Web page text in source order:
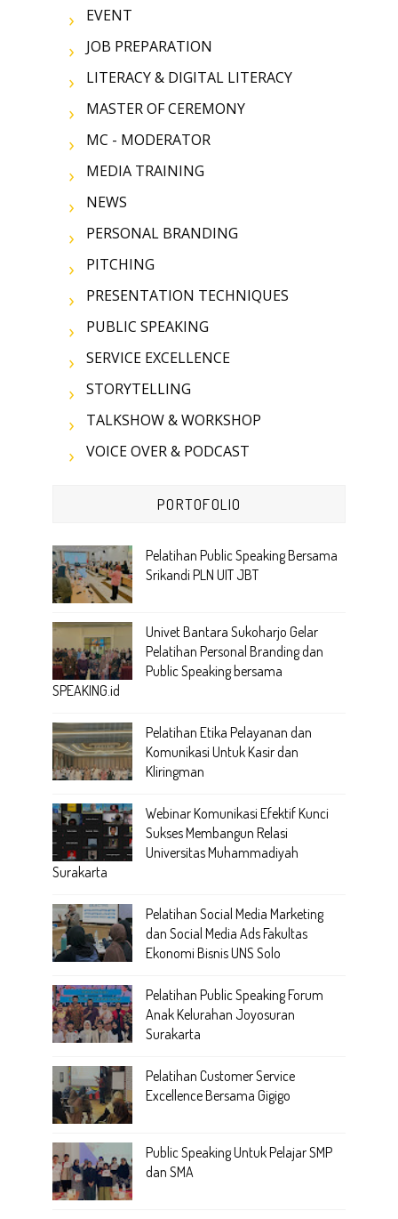
EVENT
JOB PREPARATION
LITERACY & DIGITAL LITERACY
MASTER OF CEREMONY
MC - MODERATOR
MEDIA TRAINING
NEWS
PERSONAL BRANDING
PITCHING
PRESENTATION TECHNIQUES
PUBLIC SPEAKING
SERVICE EXCELLENCE
STORYTELLING
TALKSHOW & WORKSHOP
VOICE OVER & PODCAST
PORTOFOLIO
Pelatihan Public Speaking Bersama
Srikandi PLN UIT JBT
Univet Bantara Sukoharjo Gelar
Pelatihan Personal Branding dan
Public Speaking bersama
SPEAKING.id
Pelatihan Etika Pelayanan dan
Komunikasi Untuk Kasir dan
Kliringman
Webinar Komunikasi Efektif Kunci
Sukses Membangun Relasi
Universitas Muhammadiyah
Surakarta
Pelatihan Social Media Marketing
dan Social Media Ads Fakultas
Ekonomi Bisnis UNS Solo
Pelatihan Public Speaking Forum
Anak Kelurahan Joyosuran
Surakarta
Pelatihan Customer Service
Excellence Bersama Gigigo
Public Speaking Untuk Pelajar SMP
dan SMA